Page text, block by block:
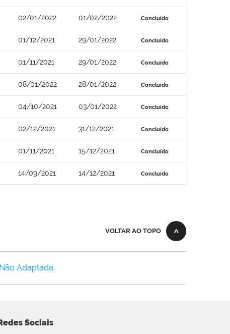
02/01/2022 01/02/2022 Concluído
01/12/2021 29/01/2022 Concluído
01/11/2021 29/01/2022 Concluído
08/01/2022 28/01/2022 Concluído
04/10/2021 03/01/2022 Concluído
02/12/2021 31/12/2021 Concluído
01/11/2021 15/12/2021 Concluído
14/09/2021 14/12/2021 Concluído
VOLTAR AO TOPO
Adaptada.
Sociais